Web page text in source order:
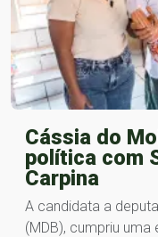
Cássia do
política com
Carpina
A candidata a
(MDB), cumpriu